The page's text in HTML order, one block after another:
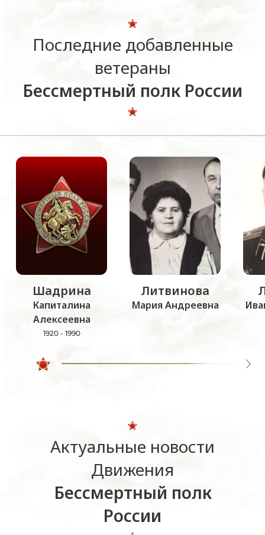
Последние добавленные
ветераны
Бессмертный полк России
Шадрина
Капиталина
Алексеевна
1920 - 1990
Литвинова
Мария Андреевна
Актуальные новости
Движения
Бессмертный полк
России